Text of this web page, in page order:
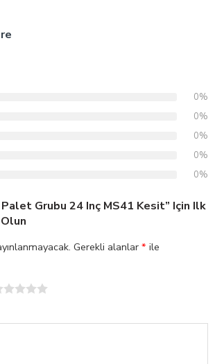
0%
0%
0%
0%
0%
Grubu 24 Inç MS41 Kesit” Için Ilk
Gerekli alanlar * ile